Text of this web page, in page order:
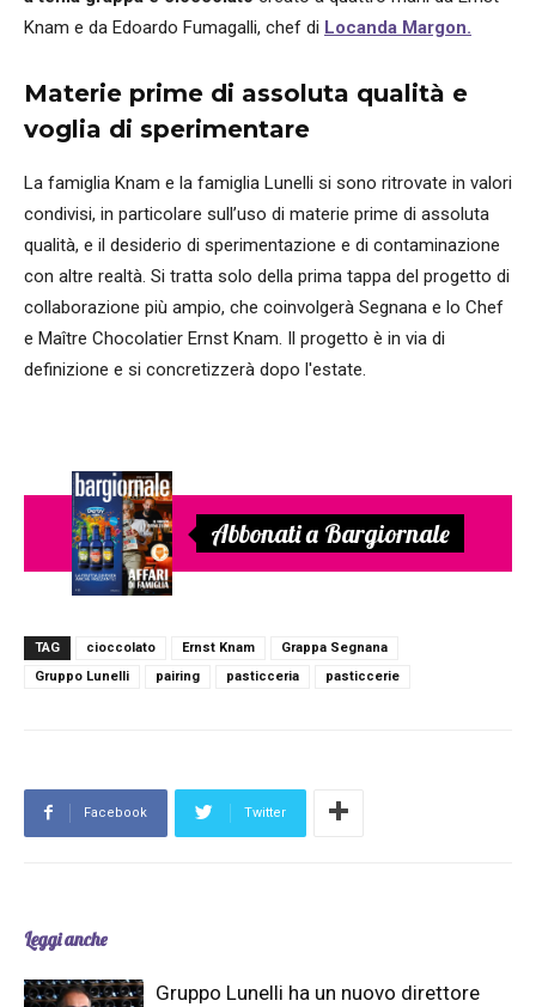
Knam e da Edoardo Fumagalli, chef di Locanda Margon.
Materie prime di assoluta qualità e
voglia di sperimentare
La famiglia Knam e la famiglia Lunelli si sono ritrovate in valori
condivisi, in particolare sull’uso di materie prime di assoluta
qualità, e il desiderio di sperimentazione e di contaminazione
con altre realtà. Si tratta solo della prima tappa del progetto di
collaborazione più ampio, che coinvolgerà Segnana e lo Chef
e Maître Chocolatier Ernst Knam. Il progetto è in via di
definizione e si concretizzerà dopo l'estate.
Abbonati a Bargiornale
TAG cioccolato Ernst Knam
Grappa Segnana
Gruppo Lunelli
pairing pasticceria pasticcerie
Facebook Twitter
Leggi anche
Gruppo Lunelli ha un nuovo direttore